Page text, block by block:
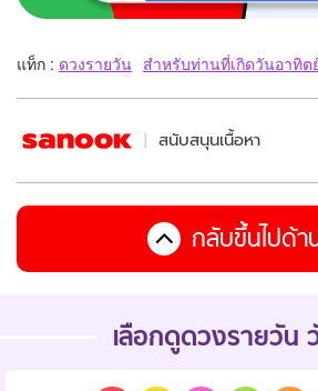
แท็ก : ดวงรายวัน สำหรับท่านที่เกิดวันอาทิต
สนับสนุนเนื้อหา
กลับขึ้นไปด้า
เลือกดูดวงรายวัน